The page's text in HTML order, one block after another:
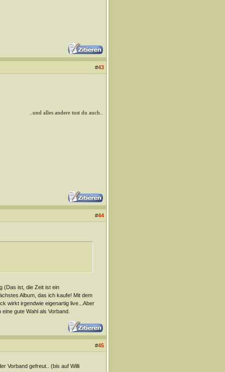
#43
..und alles andere tust du auch..
#44
(Das ist, die Zeit ist ein
Album, das ich kaufe! Mit dem
wirkt irgendwie eigenartig live...Aber
gute Wahl als Vorband.
#45
Vorband gefreut.. (bis auf Willi